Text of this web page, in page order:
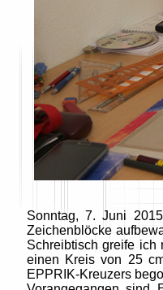
Sonntag, 7. Juni
Zeichenblöcke
Schreibtisch greife ich
einen Kreis von 25
EPPRIK-Kreuzers